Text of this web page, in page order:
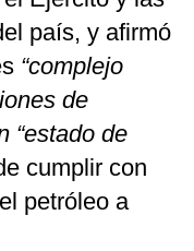
país, y afirmó
“complejo
de
“estado de
cumplir con
petróleo a